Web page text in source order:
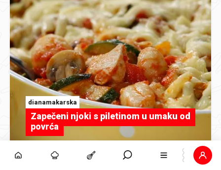
dianamakarska
Zapečeni njoki s piletinom u umaku od
povrća